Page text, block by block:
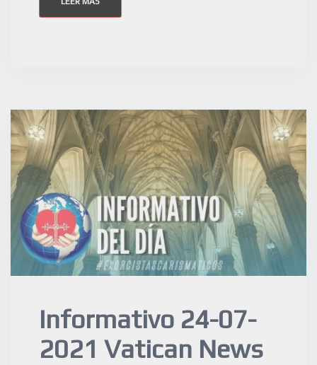
Informativo 24-07-
2021 Vatican News